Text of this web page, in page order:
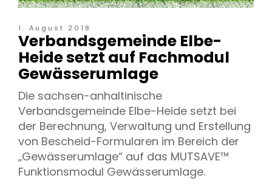
1. August 2018
Verbandsgemeinde Elbe-
Heide setzt auf Fachmodul
Gewässerumlage
Die sachsen-anhaltinische
Verbandsgemeinde Elbe-Heide setzt bei
der Berechnung, Verwaltung und Erstellung
von Bescheid-Formularen im Bereich der
„Gewässerumlage“ auf das MUTSAVE™
Funktionsmodul Gewässerumlage.